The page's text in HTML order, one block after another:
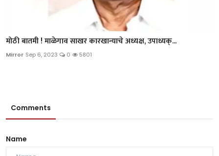
मोठी बातमी ! माळेगाव साखर कारखान्याचे अध्यक्ष, उपाध्यक्...
Mirror Sep 6, 2023 0 5801
Comments
Name